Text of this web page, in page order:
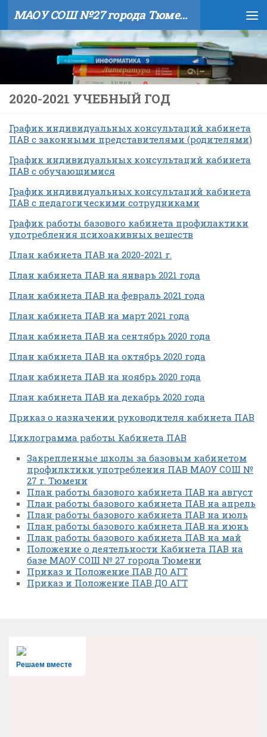
Skip to content МАОУ СОШ №27 города Тюмени
2020-2021 УЧЕБНЫЙ ГОД
График индивидуальных консультаций кабинета
ПАВ с законными представителями (родителями)
График индивидуальных консультаций кабинета
ПАВ с обучающимися
График индивидуальных консультаций кабинета
ПАВ с педагогическими сотрудниками
График работы базового кабинета профилактики
употребления психоакивных веществ
План кабинета ПАВ на 2020-2021 г.
План кабинета ПАВ на январь 2021 года
План кабинета ПАВ на февраль 2021 года
План кабинета ПАВ на март 2021 года
План кабинета ПАВ на сентябрь 2020 года
План кабинета ПАВ на октябрь 2020 года
План кабинета ПАВ на ноябрь 2020 года
План кабинета ПАВ на декабрь 2020 года
Приказ о назначении руководителя кабинета ПАВ
Циклограмма работы Кабинета ПАВ
Закрепленные школы за базовым кабинетом
профилктики употребления ПАВ МАОУ СОШ №
27 г. Тюмени
План работы базового кабинета ПАВ на август
План работы базового кабинета ПАВ на апрель
План работы базового кабинета ПАВ на июль
План работы базового кабинета ПАВ на июнь
План работы базового кабинета ПАВ на май
Положение о деятельности Кабинета ПАВ на
базе МАОУ СОШ № 27 города Тюмени
Приказ и Положение ПАВ ДО АГТ
Приказ и Положение ПАВ ДО АГТ
Решаем вместе